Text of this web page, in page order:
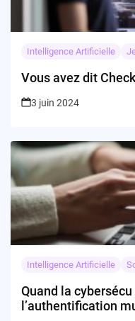
Intelligence Artificielle
Vous avez dit
3 juin 2024
Intelligence Artificielle
Quand la
l’authentification